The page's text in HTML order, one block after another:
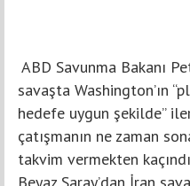
ABD Savunma Bakanı
savaşta Washington’ın
hedefe uygun şekilde”
çatışmanın ne zaman
takvim vermekten
Beyaz Saray’dan İran